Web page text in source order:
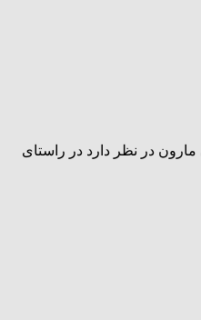
در نظر دارد در راستای